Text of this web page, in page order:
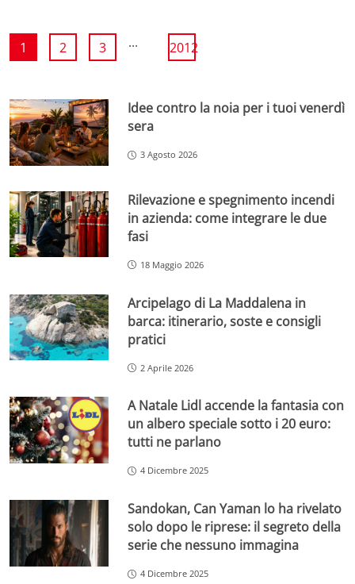
1 2 3 ... 2012
Idee contro la noia per i tuoi venerdì
sera
3 Agosto 2026
Rilevazione e spegnimento incendi
in azienda: come integrare le due
fasi
18 Maggio 2026
Arcipelago di La Maddalena in
barca: itinerario, soste e consigli
pratici
2 Aprile 2026
A Natale Lidl accende la fantasia con
un albero speciale sotto i 20 euro:
tutti ne parlano
4 Dicembre 2025
Sandokan, Can Yaman lo ha rivelato
solo dopo le riprese: il segreto della
serie che nessuno immagina
4 Dicembre 2025